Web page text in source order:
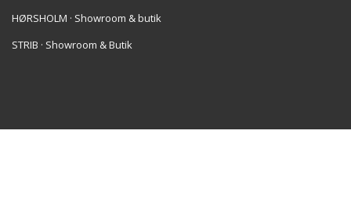
HØRSHOLM · Showroom & butik
STRIB · Showroom & Butik